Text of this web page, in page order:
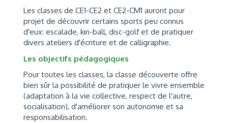
Les classes de CE1-CE2 et CE2-CM1 auront pour
projet de découvrir certains sports peu connus
d'eux: escalade, kin-ball, disc-golf et de pratiquer
divers ateliers d'écriture et de calligraphie.
Les objectifs pédagogiques
Pour toutes les classes, la classe découverte offre
bien sûr la possibilité de pratiquer le vivre ensemble
(adaptation à la vie collective, respect de l'autre,
socialisation), d'améliorer son autonomie et sa
responsabilisation.